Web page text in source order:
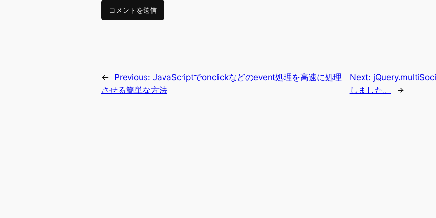
← Previous: JavaScriptでonclickなどのevent処理を高速に処理
させる簡単な方法
Next:
しました。
→